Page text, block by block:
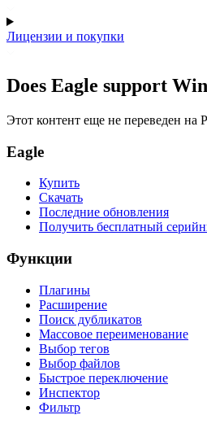
Лицензии и покупки
Does Eagle support
Этот контент еще не переведен
Eagle
Купить
Скачать
Последние обновления
Получить бесплатный
Функции
Плагины
Расширение
Поиск дубликатов
Массовое переименование
Выбор тегов
Выбор файлов
Быстрое переключение
Инспектор
Фильтр